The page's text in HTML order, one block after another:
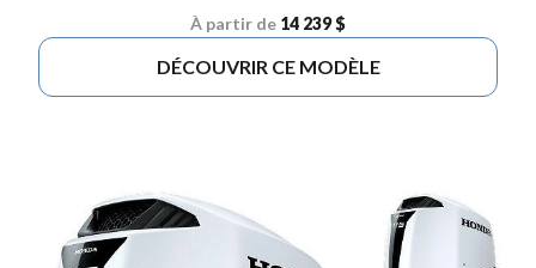
À partir de 14 239 $
DÉCOUVRIR CE MODÈLE